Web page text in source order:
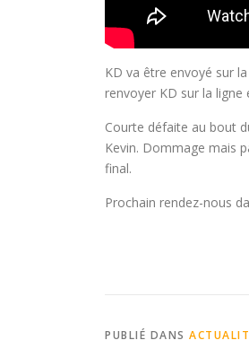
KD va être envoyé sur
renvoyer KD sur la ligne
Courte défaite au bout
Kevin. Dommage mais
final.
Prochain rendez-nous
PUBLIÉ DANS